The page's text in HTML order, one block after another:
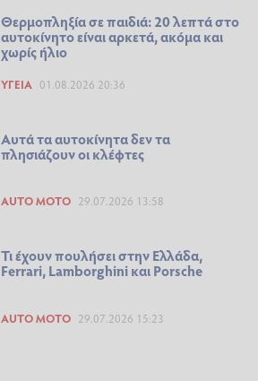
Θερμοπληξία σε παιδιά: 20 λεπτά στο
αυτοκίνητο είναι αρκετά, ακόμα και
χωρίς ήλιο
ΥΓΕΊΑ 01.08.2026 20:36
Αυτά τα αυτοκίνητα δεν τα
πλησιάζουν οι κλέφτες
AUTO MOTO 29.07.2026 13:58
Τι έχουν πουλήσει στην Ελλάδα,
Ferrari, Lamborghini και Porsche
AUTO MOTO 29.07.2026 15:23